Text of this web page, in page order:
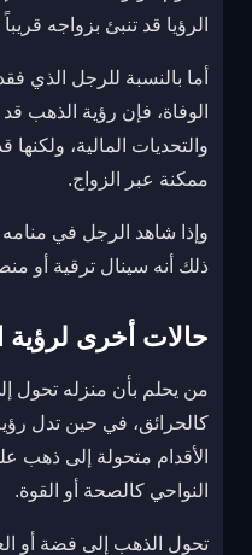
الرؤيا قد تنبئ بزواجه
أما بالنسبة للرجل الذي
الوفاة، فإن رؤية الذهب
والتحديات المالية،
ممكنة عبر الزواج.
وإذا شاهد الرجل في منامه
ذلك أنه سينال ترقية أو
حالات أخرى لرؤية
من يحلم بأن منزله تحول
كالحرائق، في حين تدل
الأقدام متحولة إلى ذهب
النواحي كالصحة أو القوة.
تحول الذهب إلى فضة أو